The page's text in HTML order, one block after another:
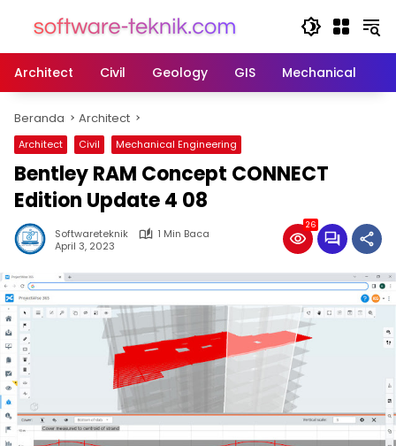
Architect
Civil Geology GIS Mechanical
Beranda Architect
Architect Civil Mechanical Engineering
Bentley RAM Concept CONNECT
Edition Update 4 08
Softwareteknik
1 Min Baca
April 3, 2023
26